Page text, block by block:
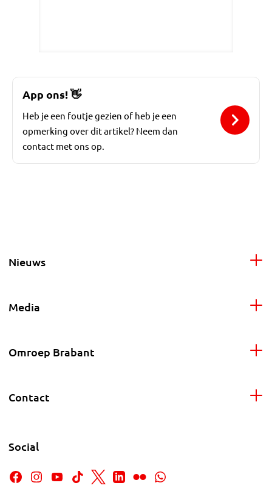
App ons! 👋
Heb je een foutje gezien of heb je een
opmerking over dit artikel? Neem dan
contact met ons op.
Nieuws
Media
Omroep Brabant
Contact
Social